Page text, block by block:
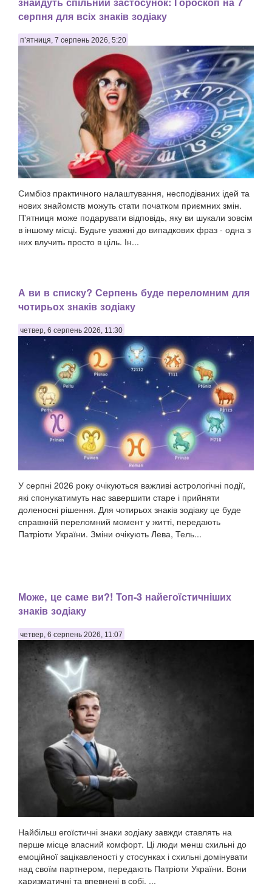
серпня для всіх знаків зодіаку
п’ятниця, 7 серпень 2026, 5:20
Симбіоз практичного налаштування, несподіваних ідей та
нових знайомств можуть стати початком приємних змін.
П'ятниця може подарувати відповідь, яку ви шукали зовсім
в іншому місці. Будьте уважні до випадкових фраз - одна з
них влучить просто в ціль. Ін...
А ви в списку? Серпень буде переломним для
чотирьох знаків зодіаку
четвер, 6 серпень 2026, 11:30
У серпні 2026 року очікуються важливі астрологічні події,
які спонукатимуть нас завершити старе і прийняти
доленосні рішення. Для чотирьох знаків зодіаку це буде
справжній переломний момент у житті, передають
Патріоти України. Зміни очікують Лева, Тель...
Може, це саме ви?! Топ-3 найегоїстичніших
знаків зодіаку
четвер, 6 серпень 2026, 11:07
Найбільш егоїстичні знаки зодіаку завжди ставлять на
перше місце власний комфорт. Ці люди менш схильні до
емоційної зацікавленості у стосунках і схильні домінувати
над своїм партнером, передають Патріоти України. Вони
харизматичні та впевнені в собі, ...